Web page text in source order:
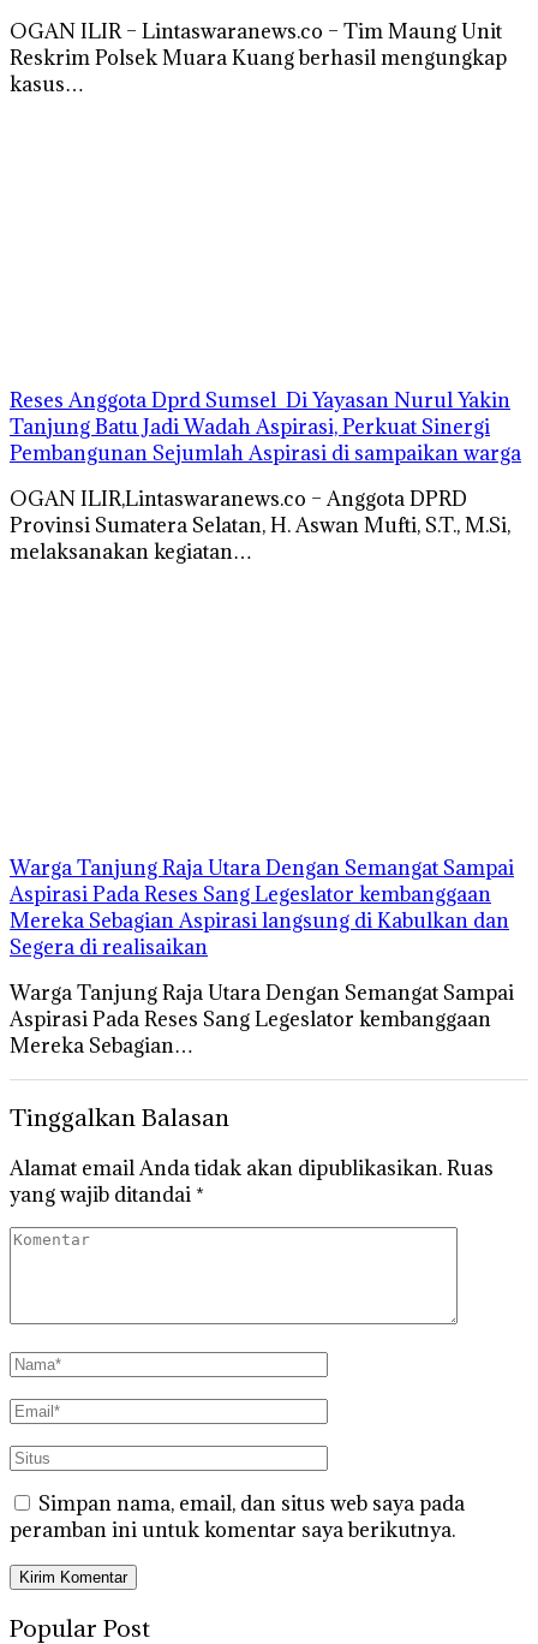
OGAN ILIR – Lintaswaranews.co – Tim Maung Unit
Reskrim Polsek Muara Kuang berhasil mengungkap
kasus…
Reses Anggota Dprd Sumsel Di Yayasan Nurul Yakin
Tanjung Batu Jadi Wadah Aspirasi, Perkuat Sinergi
Pembangunan Sejumlah Aspirasi di sampaikan warga
OGAN ILIR,Lintaswaranews.co – Anggota DPRD
Provinsi Sumatera Selatan, H. Aswan Mufti, S.T., M.Si,
melaksanakan kegiatan…
Warga Tanjung Raja Utara Dengan Semangat Sampai
Aspirasi Pada Reses Sang Legeslator kembanggaan
Mereka Sebagian Aspirasi langsung di Kabulkan dan
Segera di realisaikan
Warga Tanjung Raja Utara Dengan Semangat Sampai
Aspirasi Pada Reses Sang Legeslator kembanggaan
Mereka Sebagian…
Tinggalkan Balasan
Alamat email Anda tidak akan dipublikasikan.Ruas
yang wajib ditandai *
Simpan nama, email, dan situs web saya pada
peramban ini untuk komentar saya berikutnya.
Popular Post